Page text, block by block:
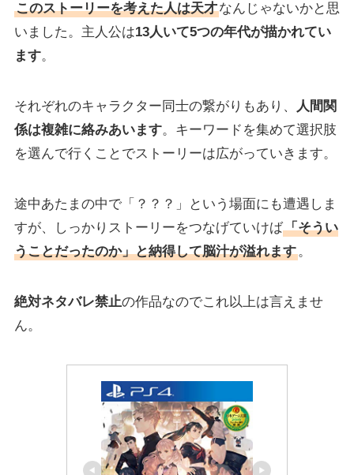
このストーリーを考えた人は天才なんじゃないかと思
いました。主人公は13人いて5つの年代が描かれてい
ます。
それぞれのキャラクター同士の繋がりもあり、
人間関
係は複雑に絡みあいます。キーワードを集めて選択肢
を選んで行くことでストーリーは広がっていきます。
途中あたまの中で「？？？」という場面にも遭遇しま
すが、しっかりストーリーをつなげていけば「そうい
うことだったのか」と納得して脳汁が溢れます。
絶対ネタバレ禁止の作品なのでこれ以上は言えませ
ん。